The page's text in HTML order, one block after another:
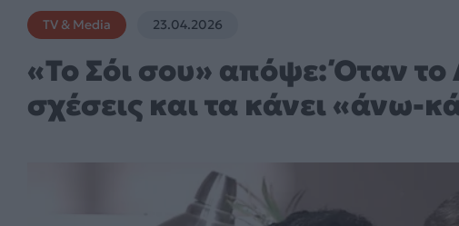
TV & Media 23.04.2026
«Το Σόι σου» απόψε: Όταν το
σχέσεις και τα κάνει «άνω-